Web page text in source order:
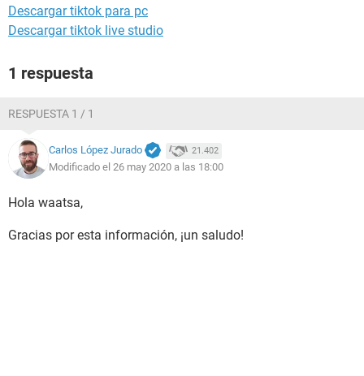
Descargar tiktok para pc
Descargar tiktok live studio
1 respuesta
RESPUESTA 1 / 1
Carlos López Jurado 21.402
Modificado el 26 may 2020 a las 18:00
Hola waatsa,
Gracias por esta información, ¡un saludo!